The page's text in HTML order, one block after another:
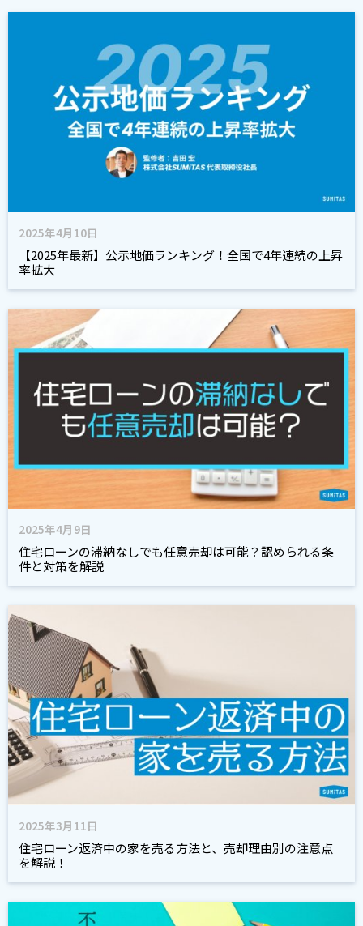
2025年4月10日
【2025年最新】公示地価ランキング！全国で4年連続の上昇
率拡大
2025年4月9日
住宅ローンの滞納なしでも任意売却は可能？認められる条
件と対策を解説
2025年3月11日
住宅ローン返済中の家を売る方法と、売却理由別の注意点
を解説！